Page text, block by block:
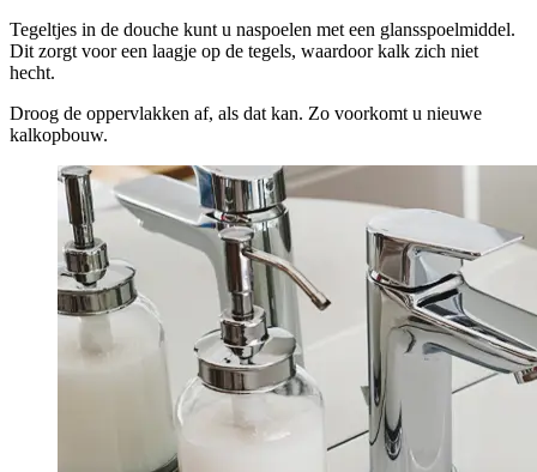
Tegeltjes in de douche kunt u naspoelen met een glansspoelmiddel.
Dit zorgt voor een laagje op de tegels, waardoor kalk zich niet
hecht.
Droog de oppervlakken af, als dat kan. Zo voorkomt u nieuwe
kalkopbouw.